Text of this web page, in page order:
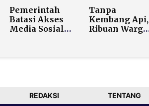
Lapangan
Kerja
Kerugian
Negara Rp1
Triliun
Pemerintah
Batasi Akses
Media Sosial
Tanpa
Kembang Api,
Ribuan Warga
Tahun Baru
REDAKSI TENTANG